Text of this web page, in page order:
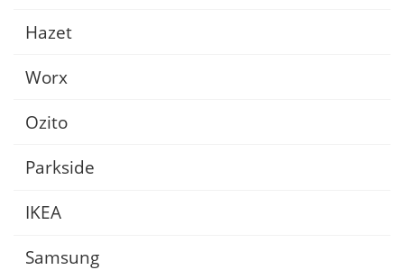
Hazet
Worx
Ozito
Parkside
IKEA
Samsung